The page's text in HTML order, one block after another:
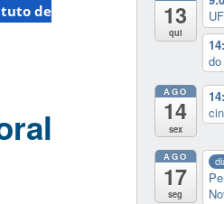
de 13
qui
AGO
14
sex
AGO
17
seg